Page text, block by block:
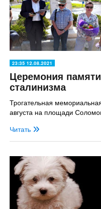
23:35 12.08.2021
Церемония
сталинизма
Трогательная
августа на площади
Читать